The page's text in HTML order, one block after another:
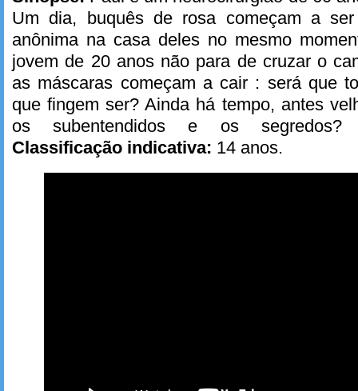
Um dia, buquês de rosa começam a
anônima na casa deles no mesmo
jovem de 20 anos não para de cruzar o
as máscaras começam a cair : será que
que fingem ser? Ainda há tempo, antes
os subentendidos e os
Classificação indicativa: 14 anos.